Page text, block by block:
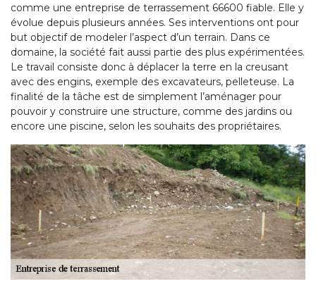
comme une entreprise de terrassement 66600 fiable. Elle y
évolue depuis plusieurs années. Ses interventions ont pour
but objectif de modeler l’aspect d’un terrain. Dans ce
domaine, la société fait aussi partie des plus expérimentées.
Le travail consiste donc à déplacer la terre en la creusant
avec des engins, exemple des excavateurs, pelleteuse. La
finalité de la tâche est de simplement l’aménager pour
pouvoir y construire une structure, comme des jardins ou
encore une piscine, selon les souhaits des propriétaires.